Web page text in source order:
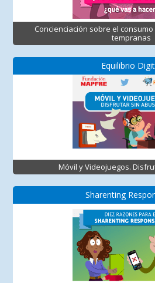
Concienciación sobre el
tempranas
Equilibrio
Móvil y Videojuegos.
Sharenting